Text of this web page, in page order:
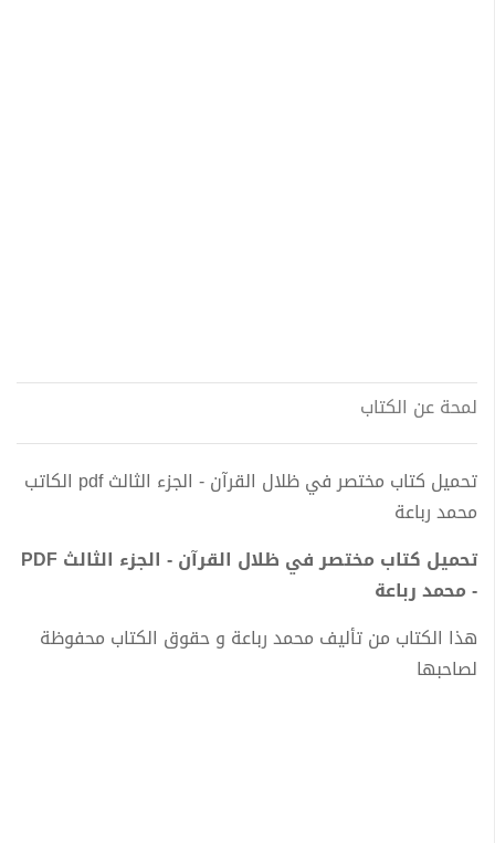
لمحة عن الكتاب
تحميل كتاب مختصر في ظلال القرآن - الجزء الثالث pdf الكاتب
محمد رباعة
تحميل كتاب مختصر في ظلال القرآن - الجزء الثالث PDF
- محمد رباعة
هذا الكتاب من تأليف محمد رباعة و حقوق الكتاب محفوظة
لصاحبها